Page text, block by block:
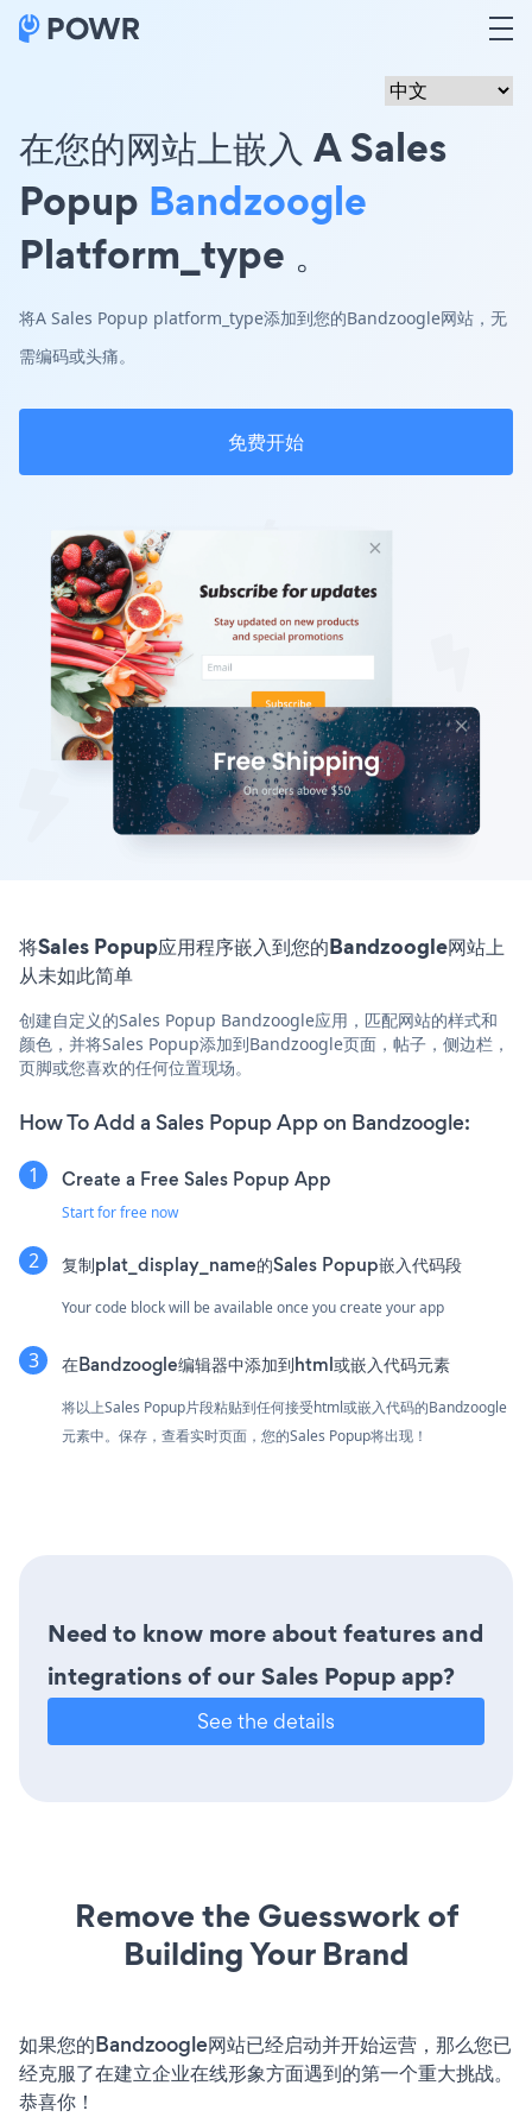
在您的网站上嵌入 A Sales
Popup Bandzoogle
Platform_type 。
将A Sales Popup platform_type添加到您的Bandzoogle网站，无
需编码或头痛。
免费开始
将Sales Popup应用程序嵌入到您的Bandzoogle网站上
从未如此简单
创建自定义的Sales Popup Bandzoogle应用，匹配网站的样式和
颜色，并将Sales Popup添加到Bandzoogle页面，帖子，侧边栏，
页脚或您喜欢的任何位置现场。
How To Add a Sales Popup App on Bandzoogle:
Create a Free Sales Popup App
Start for free now
复制plat_display_name的Sales Popup嵌入代码段
Your code block will be available once you create your app
在Bandzoogle编辑器中添加到html或嵌入代码元素
将以上Sales Popup片段粘贴到任何接受html或嵌入代码的Bandzoogle
元素中。保存，查看实时页面，您的Sales Popup将出现！
Need to know more about features and
integrations of our Sales Popup app?
See the details
Remove the Guesswork of
Building Your Brand
如果您的Bandzoogle网站已经启动并开始运营，那么您已
经克服了在建立企业在线形象方面遇到的第一个重大挑战。
恭喜你！